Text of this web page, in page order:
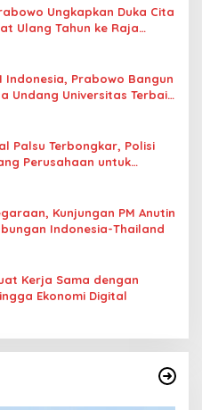
Ungkapkan Duka Cita
Ulang Tahun ke Raja
Indonesia, Prabowo Bangun
Undang Universitas Terbaik
Palsu Terbongkar, Polisi
Perusahaan untuk
Kunjungan PM Anutin
Indonesia-Thailand
Kerja Sama dengan
Ekonomi Digital